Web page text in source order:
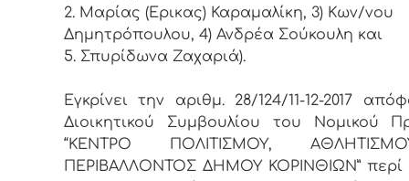
2. Μαρίας (Ερικας) Καραμαλίκη, 3) Κων/νου
Δημητρόπουλου, 4) Ανδρέα Σούκουλη και
5. Σπυρίδωνα Ζαχαριά).
Εγκρίνει την αριθμ. 28/124/11-12-2017
Διοικητικού Συμβουλίου του Νομικού
“ΚΕΝΤΡΟ ΠΟΛΙΤΙΣΜΟΥ,
ΠΕΡΙΒΑΛΛΟΝΤΟΣ ΔΗΜΟΥ ΚΟΡΙΝΘΙΩΝ” περί